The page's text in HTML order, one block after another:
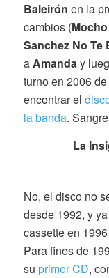
Baleirón en la
cambios (
Sanchez No Te
aAmanday
turno en 2006
encontrar el
la banda.
La
No, el disco no
desde 1992, y
cassette en
Para fines de
su primer CD,